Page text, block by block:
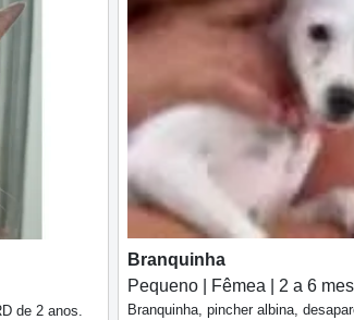
de 2 anos.
Branquinha
Pequeno | Fêmea | 2 a 6
Branquinha, pincher albina,